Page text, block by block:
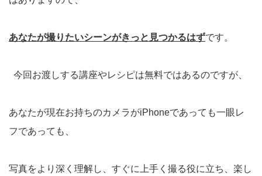
あなたが撮りたいシーンがきっと見つかるはずです。
今回お渡しする講座やレシピは無料ではあるのですが、
あなたが現在お持ちのカメラがiPhoneであっても一眼レ
フであっても、
写真をより深く理解し、すぐに上手く撮る役に立ち、楽し